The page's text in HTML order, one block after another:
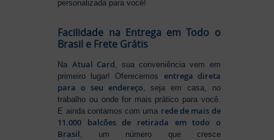
personalizada para você!
Facilidade na Entrega em Todo o
Brasil e Frete Grátis
Na Atual Card , sua conveniência vem em
primeiro lugar! Oferecemos entrega direta
para o seu endereço , seja em casa, no
trabalho ou onde for mais prático para você.
E ainda contamos com uma rede de mais de
11.000 balcões de retirada em todo o
Brasil , um número que cresce